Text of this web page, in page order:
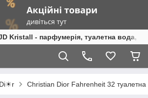
JD Kristall - парфумерія, туалетна вода,
Di☀r Christian Dior Fahrenheit 32